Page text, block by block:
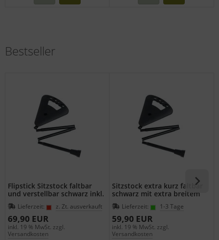
Bestseller
Flipstick Sitzstock faltbar
und verstellbar schwarz inkl.
Ersatzfuss
Lieferzeit: z. Zt. ausverkauft
69,90 EUR
inkl. 19 % MwSt. zzgl.
Versandkosten
Sitzstock extra kurz faltbar
schwarz mit extra breitem
Gummipuffer
Lieferzeit: 1-3 Tage
59,90 EUR
inkl. 19 % MwSt. zzgl.
Versandkosten